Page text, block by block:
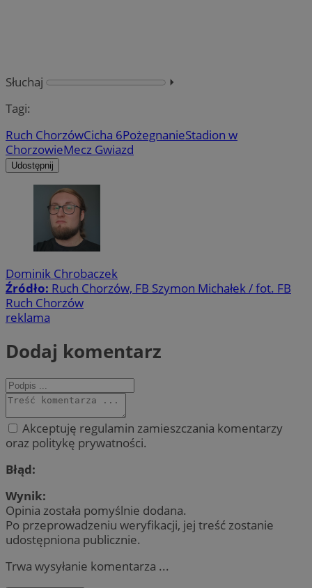
Słuchaj
⏵︎
Tagi:
Ruch ChorzówCicha 6PożegnanieStadion w
ChorzowieMecz Gwiazd
Udostępnij
Dominik Chrobaczek
Źródło: Ruch Chorzów, FB Szymon Michałek / fot. FB
Ruch Chorzów
reklama
Dodaj komentarz
Akceptuję regulamin zamieszczania komentarzy
oraz politykę prywatności.
Błąd:
Wynik:
Opinia została pomyślnie dodana.
Po przeprowadzeniu weryfikacji, jej treść zostanie
udostępniona publicznie.
Trwa wysyłanie komentarza ...